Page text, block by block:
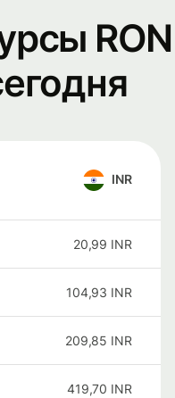
RON
INR
20,99 INR
104,93 INR
209,85 INR
419,70 INR